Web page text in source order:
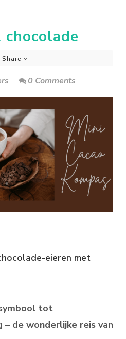
chocolade
Share
0 Comments
eieren met
tot
de wonderlijke reis van